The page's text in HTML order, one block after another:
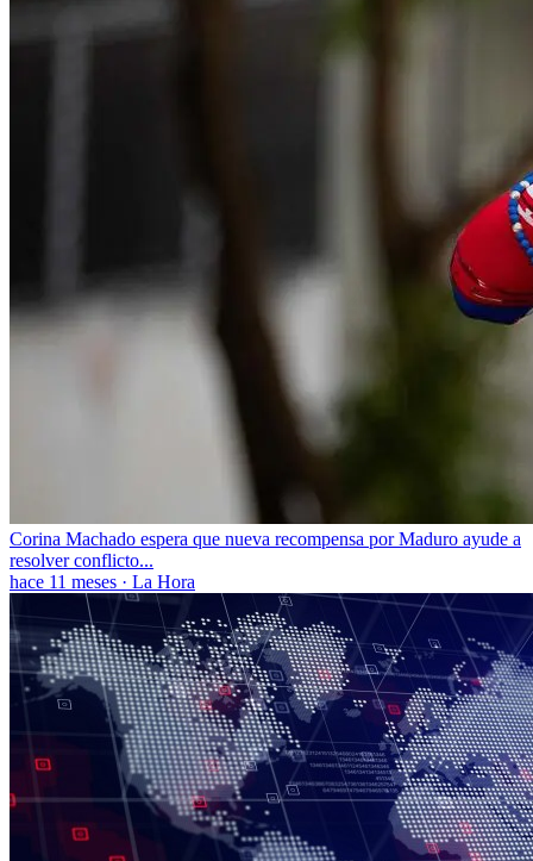
Corina Machado espera que nueva recompensa por Maduro ayude a
resolver conflicto...
hace 11 meses · La Hora